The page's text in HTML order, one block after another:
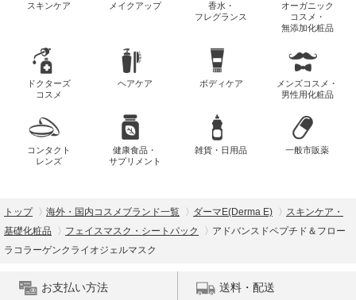
スキンケア メイクアップ
香水・
フレグランス
オーガニック
コスメ・
無添加化粧品
ドクターズ
コスメ
ヘアケア ボディケア
メンズコスメ・
男性用化粧品
コンタクト
レンズ
健康食品・
サプリメント
雑貨・日用品 一般市販薬
トップ 海外・国内コスメブランド一覧 ダーマE(Derma E)
スキンケア・
基礎化粧品
フェイスマスク・シートパック
アドバンスドペプチド＆フロー
ラコラーゲンクライオジェルマスク
お支払い方法 送料・配送